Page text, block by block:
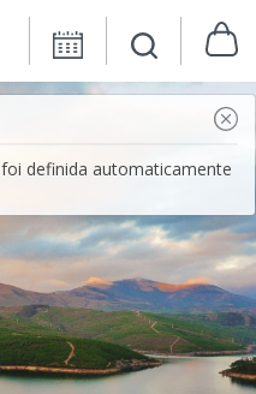
definida automaticamente